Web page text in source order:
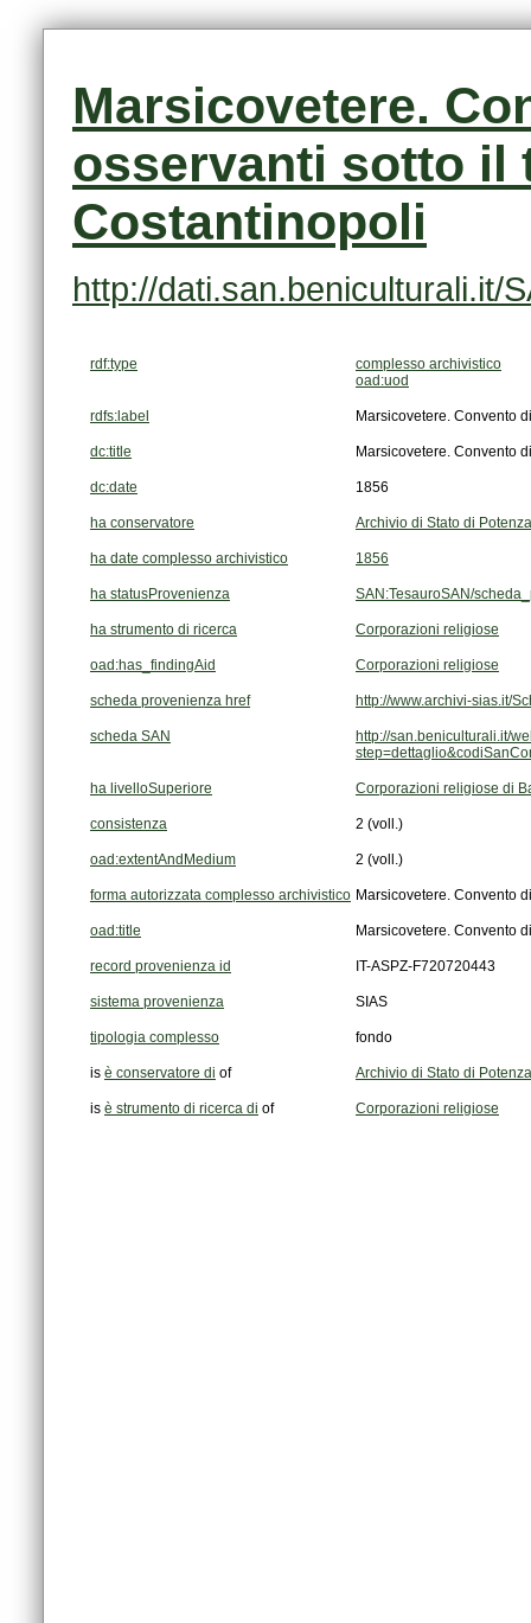
Costantinopoli
http://dati.san.beniculturali.it/
rdf:type
complesso archivistico
oad:uod
rdfs:label Marsicovetere. Convento
dc:title Marsicovetere. Convento
dc:date 1856
ha conservatore Archivio di Stato di Potenza
ha date complesso archivistico 1856
ha statusProvenienza SAN:TesauroSAN/
ha strumento di ricerca Corporazioni religiose
oad:has_findingAid Corporazioni religiose
scheda provenienza href http://www.archivi-sias.it/
scheda SAN
ha livelloSuperiore Corporazioni religiose di
consistenza 2 (voll.)
oad:extentAndMedium 2 (voll.)
forma autorizzata complesso archivistico Marsicovetere. Convento
oad:title Marsicovetere. Convento
record provenienza id IT-ASPZ-F720720443
sistema provenienza SIAS
tipologia complesso fondo
is è conservatore di of Archivio di Stato di Potenza
is è strumento di ricerca di of Corporazioni religiose